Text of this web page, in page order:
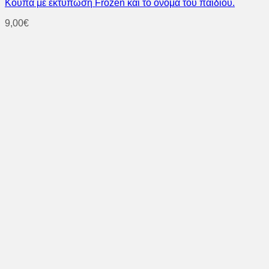
Κούπα με εκτύπωση Frozen και το όνομα του παιδιού.
9,00€